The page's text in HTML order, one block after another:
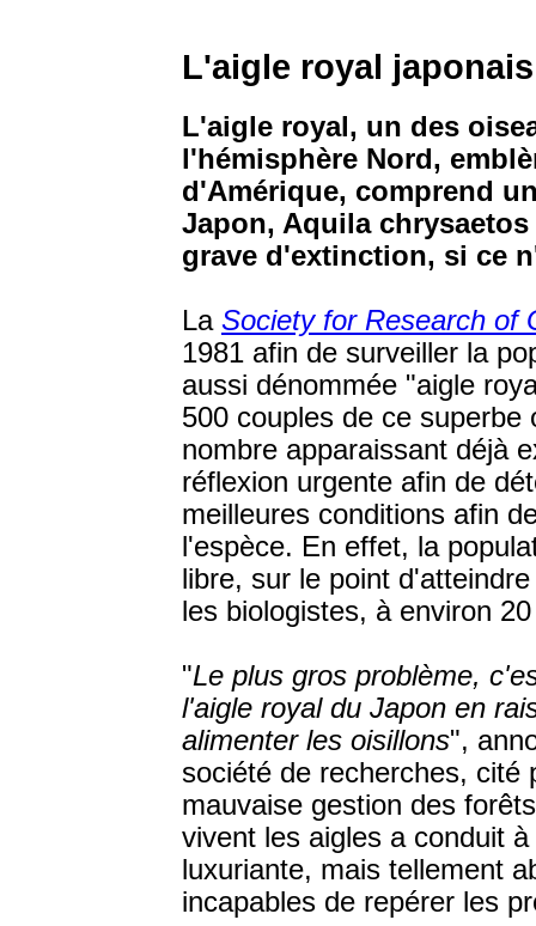
L'aigle royal
L'aigle royal, un des
l'hémisphère Nord,
d'Amérique, comprend
Japon, Aquila
grave d'extinction, si ce
La Society for Research of
1981 afin de surveiller la
aussi dénommée "aigle
500 couples de ce
nombre apparaissant déjà
réflexion urgente afin de
meilleures conditions afin
l'espèce. En effet, la
libre, sur le point
les biologistes, à environ
"Le plus gros problème,
l'aigle royal du Japon en
alimenter les oisillons",
société de recherches, cité
mauvaise gestion des
vivent les aigles a conduit
luxuriante, mais tellement
incapables de repérer les